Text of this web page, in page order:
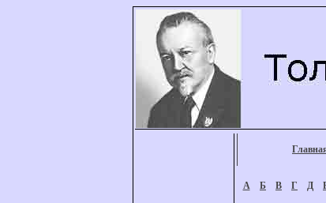
А Б В Г Д